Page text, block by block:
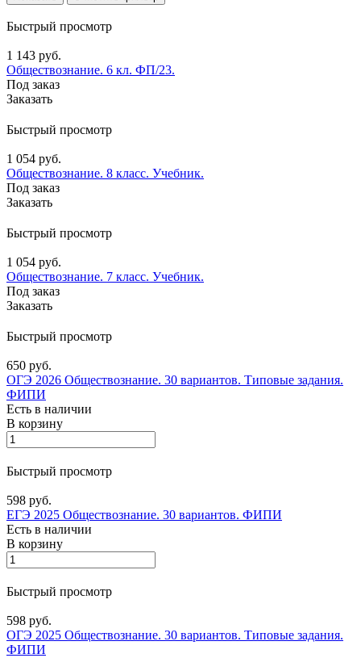
Быстрый просмотр
1 143 руб.
Обществознание. 6 кл. ФП/23.
Под заказ
Заказать
Быстрый просмотр
1 054 руб.
Обществознание. 8 класс. Учебник.
Под заказ
Заказать
Быстрый просмотр
1 054 руб.
Обществознание. 7 класс. Учебник.
Под заказ
Заказать
Быстрый просмотр
650 руб.
ОГЭ 2026 Обществознание. 30 вариантов. Типовые задания.
ФИПИ
Есть в наличии
В корзину
Быстрый просмотр
598 руб.
ЕГЭ 2025 Обществознание. 30 вариантов. ФИПИ
Есть в наличии
В корзину
Быстрый просмотр
598 руб.
ОГЭ 2025 Обществознание. 30 вариантов. Типовые задания.
ФИПИ